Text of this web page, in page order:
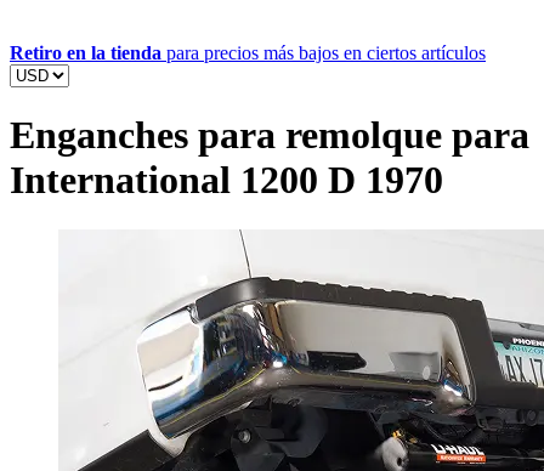
Retiro en la tienda para precios más bajos en ciertos artículos
Enganches para remolque para
International 1200 D 1970